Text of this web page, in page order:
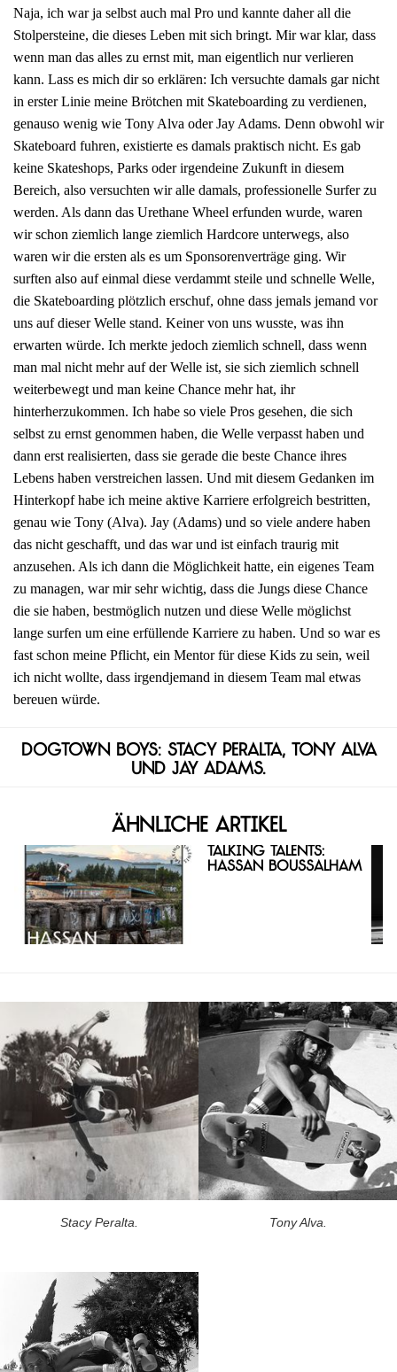
Naja, ich war ja selbst auch mal Pro und kannte daher all die
Stolpersteine, die dieses Leben mit sich bringt. Mir war klar, dass
wenn man das alles zu ernst mit, man eigentlich nur verlieren
kann. Lass es mich dir so erklären: Ich versuchte damals gar nicht
in erster Linie meine Brötchen mit Skateboarding zu verdienen,
genauso wenig wie Tony Alva oder Jay Adams. Denn obwohl wir
Skateboard fuhren, existierte es damals praktisch nicht. Es gab
keine Skateshops, Parks oder irgendeine Zukunft in diesem
Bereich, also versuchten wir alle damals, professionelle Surfer zu
werden. Als dann das Urethane Wheel erfunden wurde, waren
wir schon ziemlich lange ziemlich Hardcore unterwegs, also
waren wir die ersten als es um Sponsorenverträge ging. Wir
surften also auf einmal diese verdammt steile und schnelle Welle,
die Skateboarding plötzlich erschuf, ohne dass jemals jemand vor
uns auf dieser Welle stand. Keiner von uns wusste, was ihn
erwarten würde. Ich merkte jedoch ziemlich schnell, dass wenn
man mal nicht mehr auf der Welle ist, sie sich ziemlich schnell
weiterbewegt und man keine Chance mehr hat, ihr
hinterherzukommen. Ich habe so viele Pros gesehen, die sich
selbst zu ernst genommen haben, die Welle verpasst haben und
dann erst realisierten, dass sie gerade die beste Chance ihres
Lebens haben verstreichen lassen. Und mit diesem Gedanken im
Hinterkopf habe ich meine aktive Karriere erfolgreich bestritten,
genau wie Tony (Alva). Jay (Adams) und so viele andere haben
das nicht geschafft, und das war und ist einfach traurig mit
anzusehen. Als ich dann die Möglichkeit hatte, ein eigenes Team
zu managen, war mir sehr wichtig, dass die Jungs diese Chance
die sie haben, bestmöglich nutzen und diese Welle möglichst
lange surfen um eine erfüllende Karriere zu haben. Und so war es
fast schon meine Pflicht, ein Mentor für diese Kids zu sein, weil
ich nicht wollte, dass irgendjemand in diesem Team mal etwas
bereuen würde.
Dogtown Boys: Stacy Peralta, Tony Alva
und Jay Adams.
Ähnliche Artikel
Talking Talents:
Hassan Boussalham
Stacy Peralta. Tony Alva.